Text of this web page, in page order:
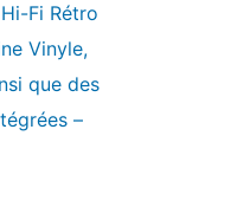
Fi Rétro
Vinyle,
que des
–